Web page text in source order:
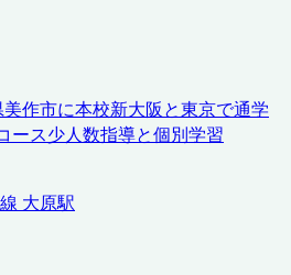
作市に本校新大阪と東京で通学
ース少人数指導と個別学習
大原駅